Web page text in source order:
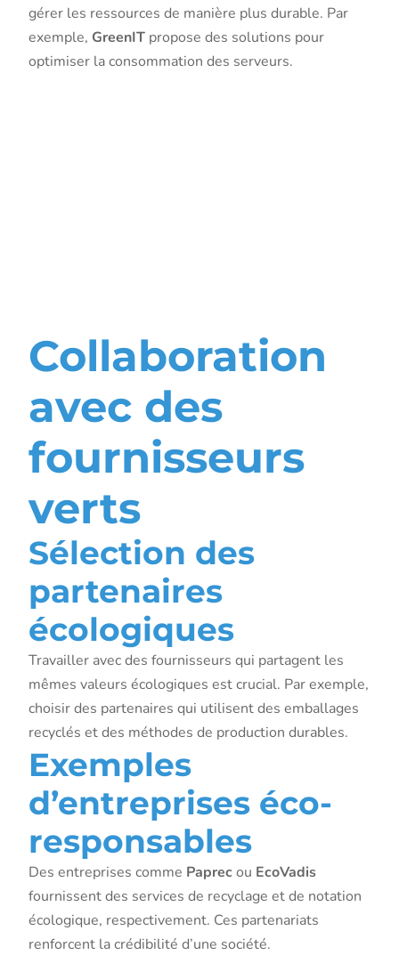
gérer les ressources de manière plus durable. Par
exemple, GreenIT propose des solutions pour
optimiser la consommation des serveurs.
Collaboration
avec des
fournisseurs
verts
Sélection des
partenaires
écologiques
Travailler avec des fournisseurs qui partagent les
mêmes valeurs écologiques est crucial. Par exemple,
choisir des partenaires qui utilisent des emballages
recyclés et des méthodes de production durables.
Exemples
d’entreprises éco-
responsables
Des entreprises comme Paprecou EcoVadis
fournissent des services de recyclage et de notation
écologique, respectivement. Ces partenariats
renforcent la crédibilité d’une société.